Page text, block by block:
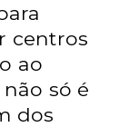
centros
ao
só é
dos